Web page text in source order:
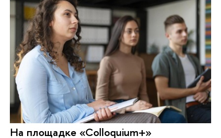
На площадке «Colloquium+»